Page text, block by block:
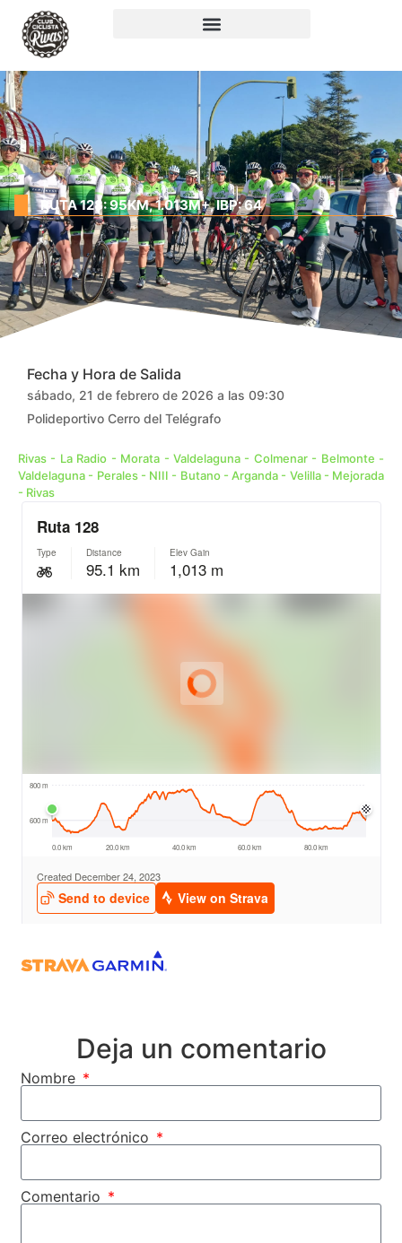
RUTA 128: 95KM, 1.013M+, IBP: 64
Fecha y Hora de Salida
sábado, 21 de febrero de 2026 a las 09:30
Polideportivo Cerro del Telégrafo
Rivas - La Radio - Morata - Valdelaguna - Colmenar - Belmonte -
Valdelaguna - Perales - NIII - Butano - Arganda - Velilla - Mejorada
- Rivas
Deja un comentario
Nombre
Correo electrónico
Comentario